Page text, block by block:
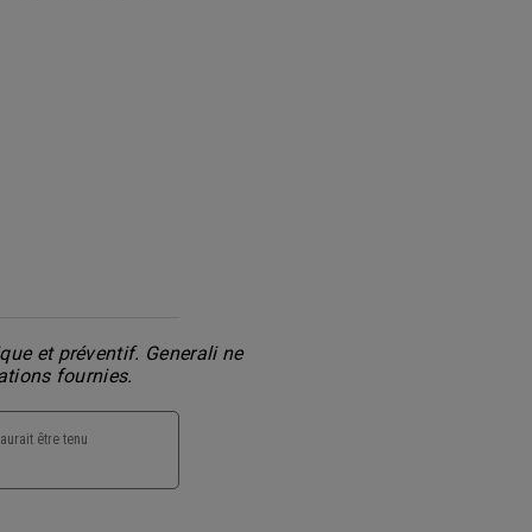
et préventif. Generali ne
fournies.
être tenu